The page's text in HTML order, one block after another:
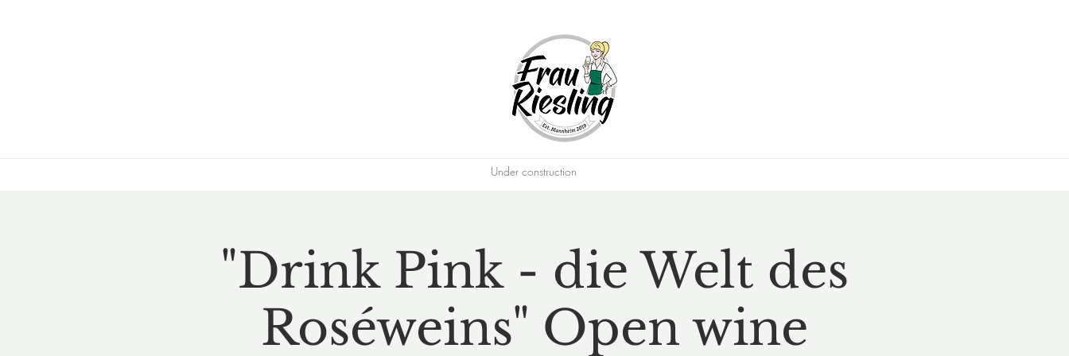
Under construction
"Drink Pink - die Welt des
Roséweins" Open wine